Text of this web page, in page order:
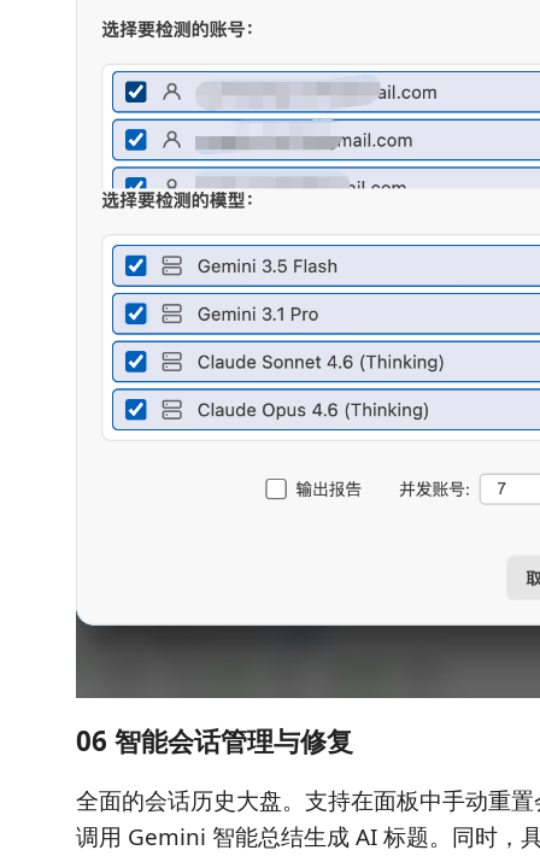
06 智能会话管理与修复
全面的会话历史大盘。支持在面板中手动重
调用 Gemini 智能总结生成 AI 标题。同时，